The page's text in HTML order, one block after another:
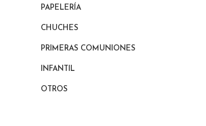
PAPELERÍA
CHUCHES
PRIMERAS COMUNIONES
INFANTIL
OTROS